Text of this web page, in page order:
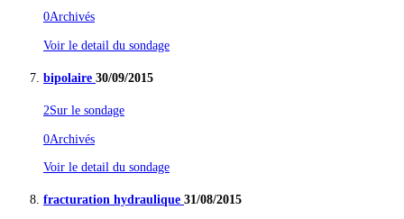
0Archivés
Voir le detail du sondage
bipolaire 30/09/2015
2Sur le sondage
0Archivés
Voir le detail du sondage
fracturation hydraulique 31/08/2015